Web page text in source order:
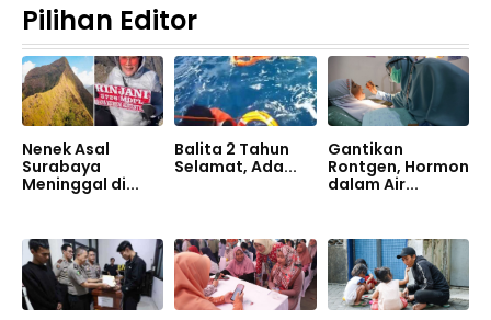
Pilihan Editor
Nenek Asal
Surabaya
Meninggal di...
Balita 2 Tahun
Selamat, Ada...
Gantikan
Rontgen, Hormon
dalam Air...